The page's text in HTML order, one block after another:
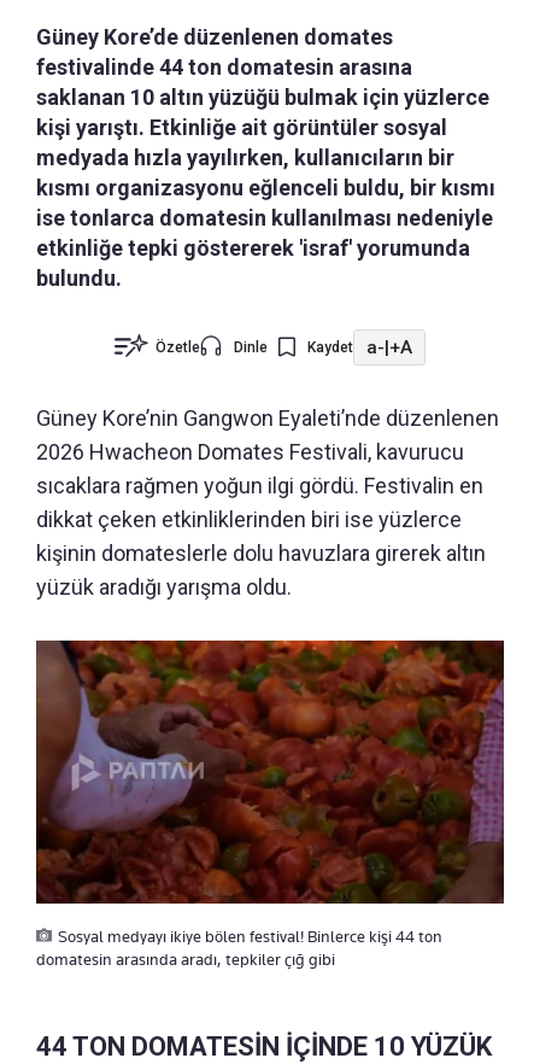
Güney Kore’de düzenlenen domates
festivalinde 44 ton domatesin arasına
saklanan 10 altın yüzüğü bulmak için yüzlerce
kişi yarıştı. Etkinliğe ait görüntüler sosyal
medyada hızla yayılırken, kullanıcıların bir
kısmı organizasyonu eğlenceli buldu, bir kısmı
ise tonlarca domatesin kullanılması nedeniyle
etkinliğe tepki göstererek 'israf' yorumunda
bulundu.
Özetle Dinle Kaydet a-|+A
Güney Kore’nin Gangwon Eyaleti’nde düzenlenen
2026 Hwacheon Domates Festivali, kavurucu
sıcaklara rağmen yoğun ilgi gördü. Festivalin en
dikkat çeken etkinliklerinden biri ise yüzlerce
kişinin domateslerle dolu havuzlara girerek altın
yüzük aradığı yarışma oldu.
Sosyal medyayı ikiye bölen festival! Binlerce kişi 44 ton
domatesin arasında aradı, tepkiler çığ gibi
44 TON DOMATESİN İÇİNDE 10 YÜZÜK